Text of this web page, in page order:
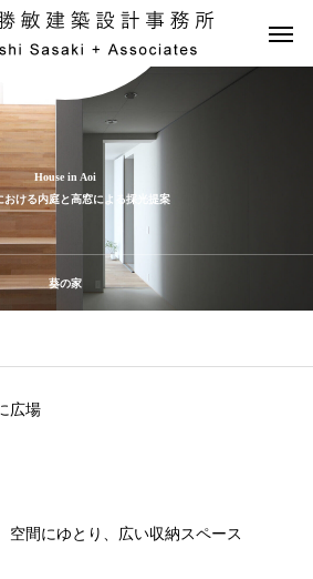
House in Aoi
おける内庭と高窓による採光提案
葵の家
広場
間にゆとり、広い収納スペース